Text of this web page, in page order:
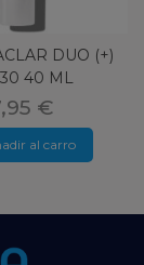
DUO (+)
40 ML
€
al carro